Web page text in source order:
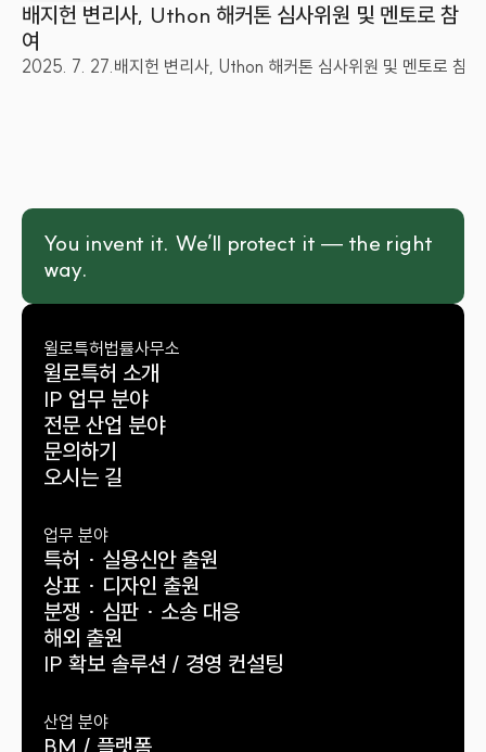
배지헌 변리사, Uthon 해커톤 심사위원 및 멘토로 참
여
2025. 7. 27.배지헌 변리사, Uthon 해커톤 심사위원 및 멘토로 참여
You invent it. We’ll protect it — the right
way.
윌로특허법률사무소
윌로특허 소개
IP 업무 분야
전문 산업 분야
문의하기
오시는 길
업무 분야
특허 · 실용신안 출원
상표 · 디자인 출원
분쟁 · 심판 · 소송 대응
해외 출원
IP 확보 솔루션 / 경영 컨설팅
산업 분야
BM / 플랫폼